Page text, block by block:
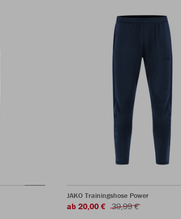
JAKO Trainingshose Power
ab 20,00 € 39,99 €